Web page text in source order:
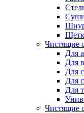
Чистящие
Для
Для
Для
Для
Для
Чистящие